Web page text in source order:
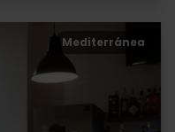
Mediterránea